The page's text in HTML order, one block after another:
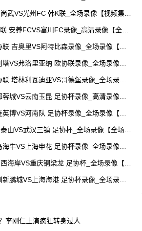
武VS光州FC 韩K联_全场录像【视频集
安养FCVS富川FC录像_高清录像【全场
吉奥里VS阿特比森录像_全场录像【全
VS弗洛里亚纳 欧协联录像_全场录像
塔林利瓦迪亚VS哥德堡录像_全场录像
城VS云南玉昆 足协杯录像_高清录像
博VS河南队 足协杯录像_全场录像【视
山VS武汉三镇 足协杯_全场录像【全场回
牛VS上海申花 足协杯录像_全场录像
海岸VS重庆铜梁龙 足协杯_全场录像【视
鹏城VS上海海港 足协杯录像_全场录像
李刚仁上演疯狂转身过人